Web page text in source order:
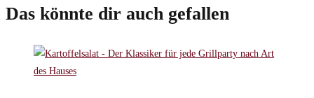
Das könnte dir auch gefallen